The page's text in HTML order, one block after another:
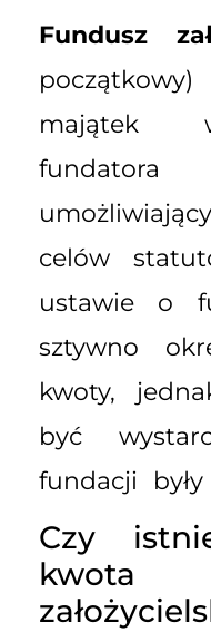
Fundusz
majątek
celów
ustawie o
sztywno
kwoty,
być
fundacji
Czy
kwota